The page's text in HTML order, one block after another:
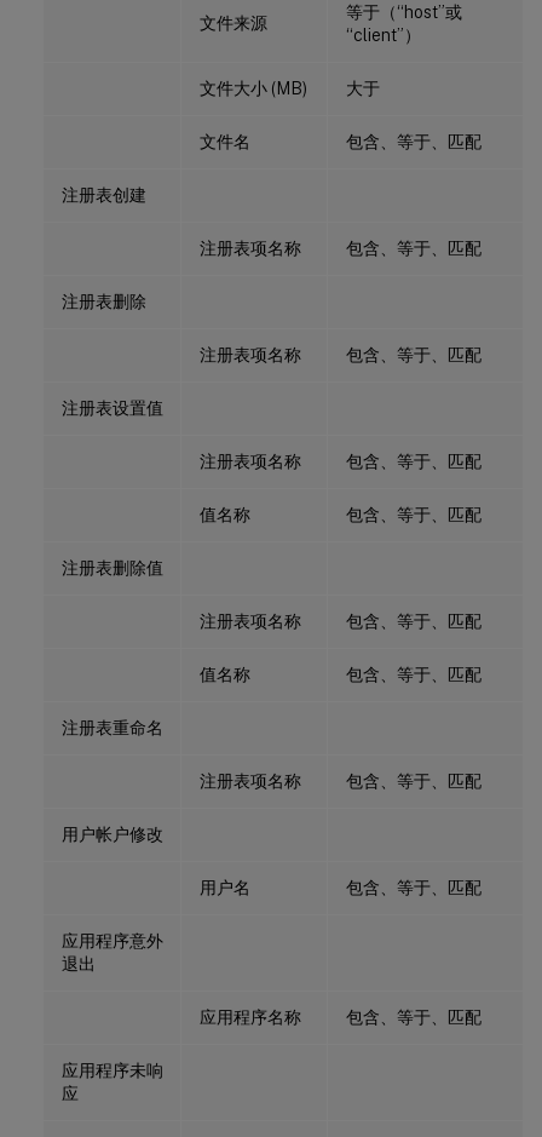
文件来源
等于（“host”或
“client”）
文件大小 (MB) 大于
文件名 包含、等于、匹配
注册表创建
注册表项名称 包含、等于、匹配
注册表删除
注册表项名称 包含、等于、匹配
注册表设置值
注册表项名称 包含、等于、匹配
值名称 包含、等于、匹配
注册表删除值
注册表项名称 包含、等于、匹配
值名称 包含、等于、匹配
注册表重命名
注册表项名称 包含、等于、匹配
用户帐户修改
用户名 包含、等于、匹配
应用程序意外
退出
应用程序名称 包含、等于、匹配
应用程序未响
应